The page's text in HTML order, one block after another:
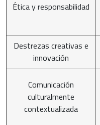
Ética y responsabilidad
Destrezas creativas e
innovación
Comunicación
culturalmente
contextualizada